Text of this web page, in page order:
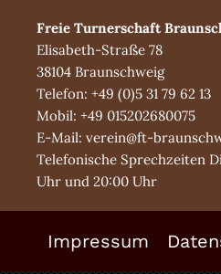
Freie Turnerschaft
Elisabeth-Straße 78
38104 Braunschweig
Telefon: +49 (0)5 31 79 62 13
Mobil: +49 015202680075
E-Mail: verein@ft-
Telefonische Sprechzeiten
Uhr und 20:00 Uhr
Impressum